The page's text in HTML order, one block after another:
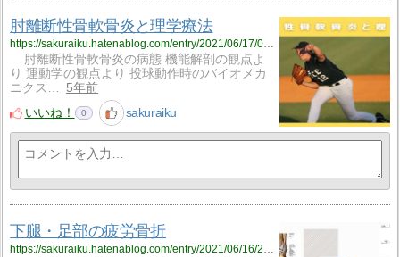
肘離断性骨軟骨炎と理学療法
肘離断性骨軟骨炎の病態 機能解剖の観点よ
り 運動学の観点より 投球動作時のバイオメカ
ニクス…
5年前
いいね！
0 sakuraiku
下腿・足部の疲労骨折
https://sakuraiku.hatenablog.com/entry/2021/06/16/224154